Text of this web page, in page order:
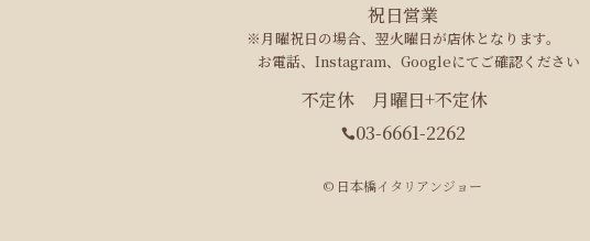
祝日営業
※月曜祝日の場合、翌火曜日が店休となります。
お電話、Instagram、Googleにてご確認ください
不定休 月曜日+不定休
03-6661-2262
© 日本橋イタリアンジョー